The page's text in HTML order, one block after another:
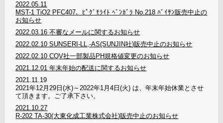
2022.05.11
MST-1 TiO2 PFC407、ﾋﾟｸﾞﾓﾗｲﾄ ﾍﾞﾝｶﾞﾗ No.218 ﾊﾞｲｻﾝ販売中止の
お知らせ
2022.03.16 不審なメールに関するお知らせ
2022.02.10 SUNSERI-LL,-AS(SUNJIN社)販売中止のお知らせ
2022.02.10 CQV社一部製品PH規格値変更のお知らせ
2021.12.01 年末年始の配送に関するお知らせ
2021.11.19
2021年12月29日(水)～2022年1月4日(火) は、年末年始休業とさせ
て頂きます。ご了承下さい。
2021.10.27
R-202 TA-30(大東化成工業株式会社)販売中止のお知らせ